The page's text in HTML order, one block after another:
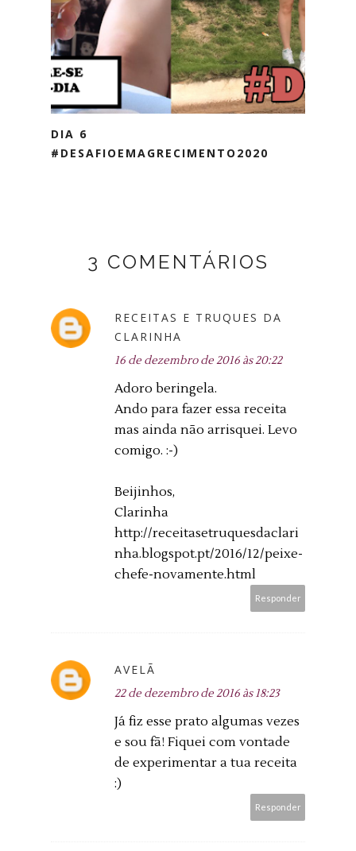
DIA 6
#DESAFIOEMAGRECIMENTO2020
3 COMENTÁRIOS
RECEITAS E TRUQUES DA
CLARINHA
16 de dezembro de 2016 às 20:22
Adoro beringela.
Ando para fazer essa receita
mas ainda não arrisquei. Levo
comigo. :-)
Beijinhos,
Clarinha
http://receitasetruquesdaclari
nha.blogspot.pt/2016/12/peixe-
chefe-novamente.html
Responder
AVELÃ
22 de dezembro de 2016 às 18:23
Já fiz esse prato algumas vezes
e sou fã! Fiquei com vontade
de experimentar a tua receita
:)
Responder